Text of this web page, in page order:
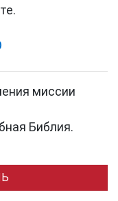
миссии
Библия.